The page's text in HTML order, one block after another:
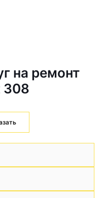
на ремонт
308